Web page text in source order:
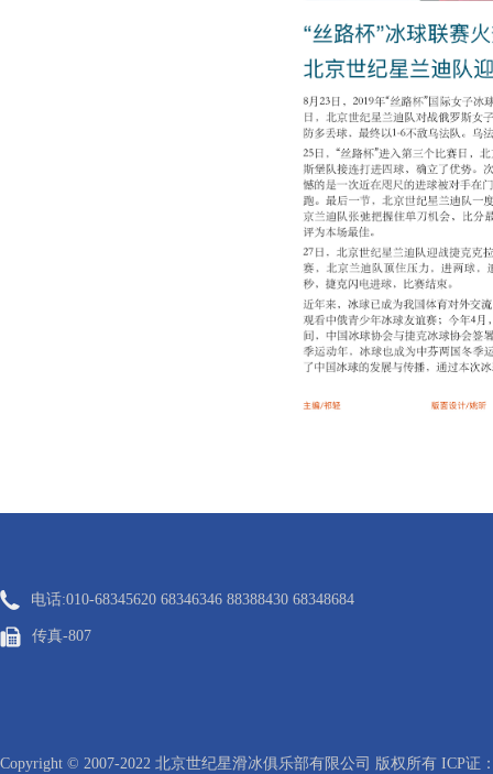
电话:010-68345620 68346346 88388430 68348684
传真-807
Copyright © 2007-2022 北京世纪星滑冰俱乐部有限公司 版权所有 ICP证